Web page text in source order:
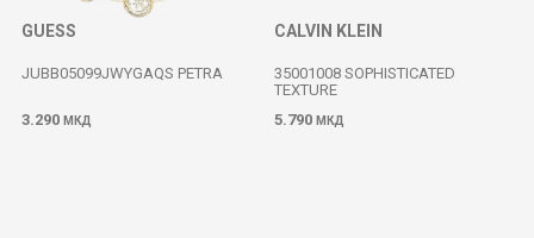
GUESS
JUBB05099JWYGAQS PETRA
3.290 МКД
CALVIN KLEIN
35001008 SOPHISTICATED
TEXTURE
5.790 МКД